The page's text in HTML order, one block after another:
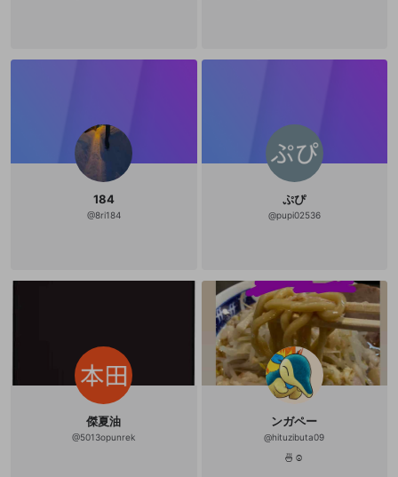
欠き闘うのの身振りや思考を限定し
試みたとき体系化によって導き出さ
れる形式つまりある種の型をもって
しまうことをまぬかれない。『魂の
武器』における第二章は「肉体の武
器」と題され、拳による打撃や蹴り
などの技法が写真やイラストをまじ
えていくつもの例を提示しながら細
かく解説されており、第三章「精神
なのだ。これを二律背反的だと批判
る事なく、それをひとつにまとめた
著作を発表することなく、32歳とい
う若さで他界している点であろう
か。たしかに、截拳道という「武
道」の完成をはたさなかったこと
で、最終的にリーは「型」を回避し
えたと捉えることも可能ではあろう
かとおもえるのだが、しかし、たん
184
@8ri184
ぷぴ
@pupi02536
傑夏油
@5013opunrek
ンガペー
@hituzibuta09
🍜☺️
限定コミュニティ参加方法